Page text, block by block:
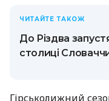
ЧИТАЙТЕ ТАКОЖ
До Різдва
столиці
Гірськолижний